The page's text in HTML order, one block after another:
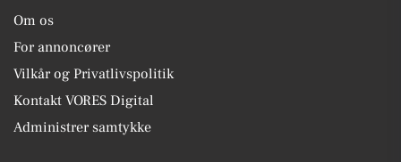
Om os
For annoncører
Vilkår og Privatlivspolitik
Kontakt VORES Digital
Administrer samtykke